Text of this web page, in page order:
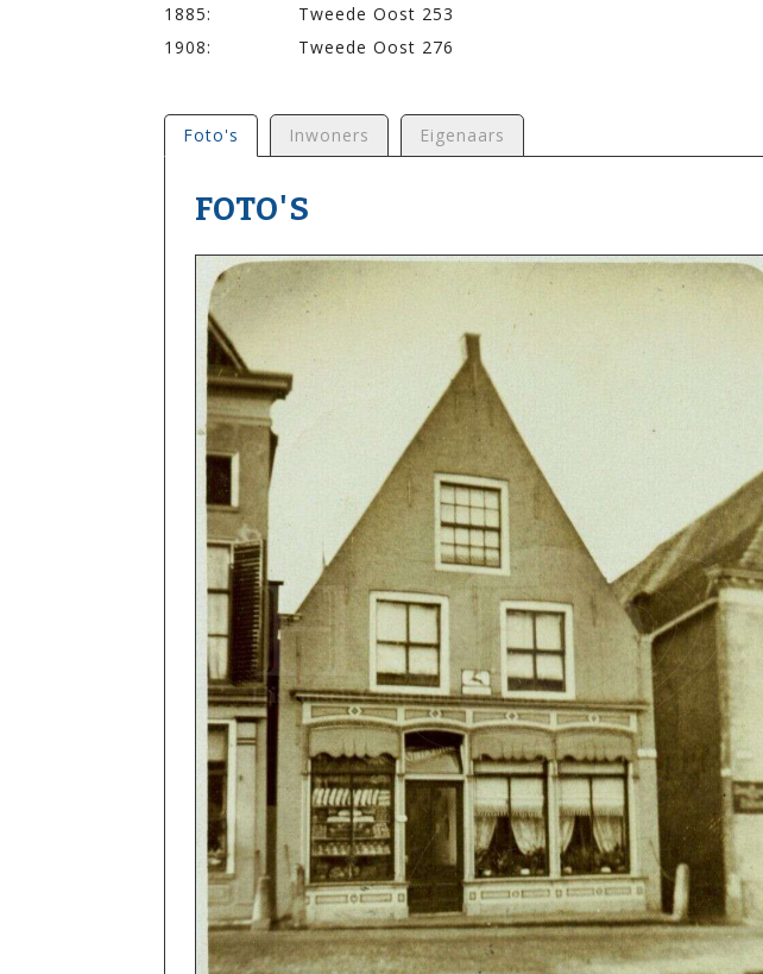
1885:
Tweede Oost 253
1908:
Tweede Oost 276
Foto's Inwoners Eigenaars
FOTO'S